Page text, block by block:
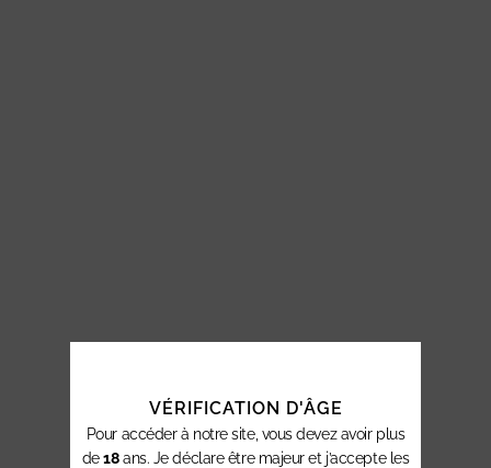
VÉRIFICATION D'ÂGE
Pour accéder à notre site, vous devez avoir plus
de18ans. Je déclare être majeur et j’accepte les